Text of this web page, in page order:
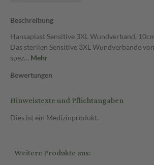
Beschreibung
Hansaplast Sensitive 3XL Wundverband,
Das sterilen Sensitive 3XL Wundverbände
spez… Mehr
Bewertungen
Hinweistexte und Pflichtangaben
Dies ist ein Medizinprodukt.
Weitere Produkte aus: